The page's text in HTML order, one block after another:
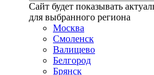
Сайт будет показывать
для выбранного региона
Москва
Смоленск
Валищево
Белгород
Брянск